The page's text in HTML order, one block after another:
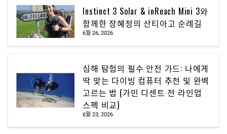
Instinct 3 Solar & inReach Mini 3와
함께한 장혜정의 산티아고 순례길
6월 26, 2026
심해 탐험의 필수 안전 가드: 나에게
딱 맞는 다이빙 컴퓨터 추천 및 완벽
고르는 법 (가민 디센트 전 라인업
스펙 비교)
6월 23, 2026